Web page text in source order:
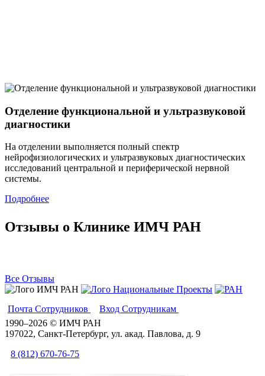
Отделение функциональной и ультразвуковой
диагностики
На отделении выполняется полный спектр
нейрофизиологических и ультразвуковых диагностических
исследований центральной и периферической нервной
системы.
Подробнее
Отзывы о Клинике ИМЧ РАН
Все Отзывы
Почта Сотрудников Вход Сотрудникам
1990–2026 © ИМЧ РАН
197022, Санкт-Петербург, ул. акад. Павлова, д. 9
8 (812) 670-76-75